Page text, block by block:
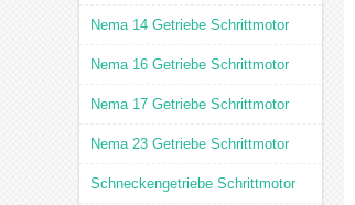
Nema 14 Getriebe Schrittmotor
Nema 16 Getriebe Schrittmotor
Nema 17 Getriebe Schrittmotor
Nema 23 Getriebe Schrittmotor
Schneckengetriebe Schrittmotor